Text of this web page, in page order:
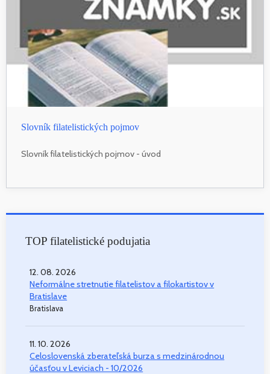
Slovník filatelistických pojmov
Slovník filatelistických pojmov - úvod
TOP filatelistické podujatia
12. 08. 2026
Neformálne stretnutie filatelistov a filokartistov v
Bratislave
Bratislava
11. 10. 2026
Celoslovenská zberateľská burza s medzinárodnou
účasťou v Leviciach - 10/2026